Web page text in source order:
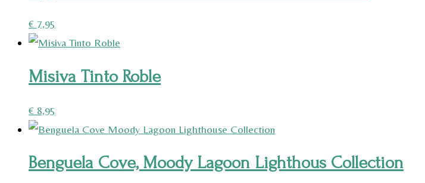
€ 7,95
Misiva Tinto Roble
€ 8,95
Benguela Cove, Moody Lagoon Lighthous Collection